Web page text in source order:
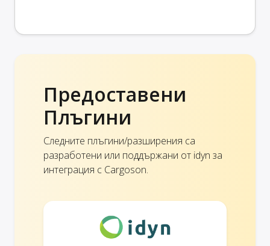
Предоставени
Плъгини
Следните плъгини/разширения са
разработени или поддържани от idyn за
интеграция с Cargoson.